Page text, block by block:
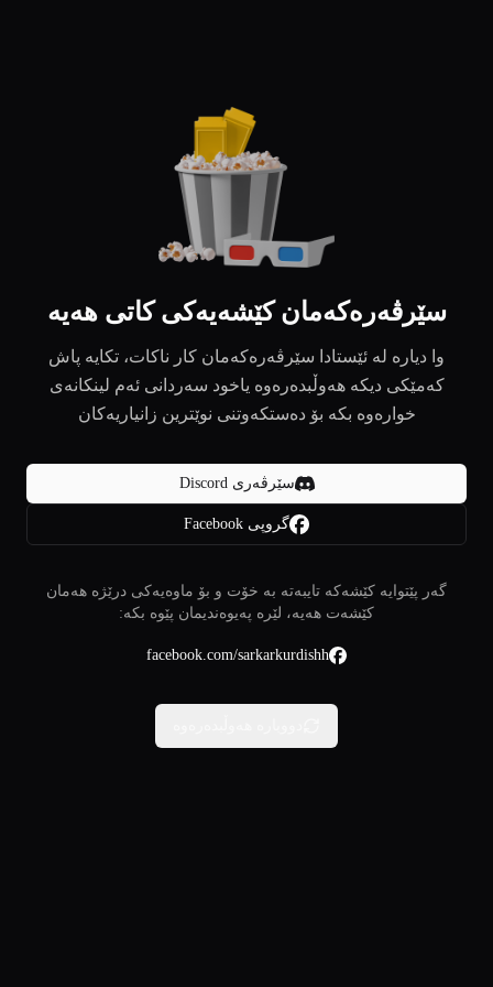
سێرڤەرەکەمان کێشەیەکی کاتی هەیە
وا دیارە لە ئێستادا سێرڤەرەکەمان کار ناکات، تکایە پاش
کەمێکی دیکە هەوڵبدەرەوە یاخود سەردانی ئەم لینکانەی
خوارەوە بکە بۆ دەستکەوتنی نوێترین زانیاریەکان
سێرڤەری Discord
گروپی Facebook
گەر پێتوایە کێشەکە تایبەتە بە خۆت و بۆ ماوەیەکی درێژە هەمان
کێشەت هەیە، لێرە پەیوەندیمان پێوە بکە:
facebook.com/sarkarkurdishh